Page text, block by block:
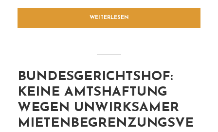
WEITERLESEN
BUNDESGERICHTSHOF:
KEINE AMTSHAFTUNG
WEGEN UNWIRKSAMER
MIETENBEGRENZUNGSVE